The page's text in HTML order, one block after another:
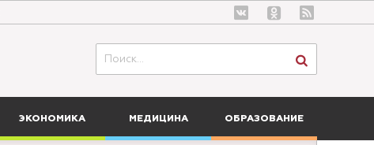
ЭКОНОМИКА МЕДИЦИНА ОБРАЗОВАНИЕ